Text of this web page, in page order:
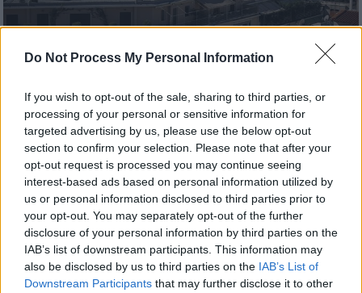
Do Not Process My Personal Information
If you wish to opt-out of the sale, sharing to third parties, or
processing of your personal or sensitive information for
targeted advertising by us, please use the below opt-out
section to confirm your selection. Please note that after your
opt-out request is processed you may continue seeing
interest-based ads based on personal information utilized by
us or personal information disclosed to third parties prior to
your opt-out. You may separately opt-out of the further
disclosure of your personal information by third parties on the
IAB’s list of downstream participants. This information may
also be disclosed by us to third parties on the IAB’s List of
Downstream Participants that may further disclose it to other
Οικονομία|03.06.2023 18:49
Τα funds «μπλοκάρουν» τις
αγοραπωλησίες ακινήτων – Καταγγελία
του Συλλόγου Μεσιτών
Μία σειρά πρωτοβουλιών της ΑΑΔΕ
στοχεύει στη διευκόλυνση των πολιτών
στις μεταβιβάσεις ακινήτων – Τι